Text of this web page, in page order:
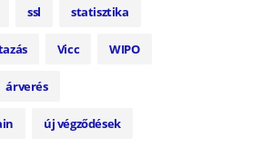
ssl statisztika
Vicc WIPO
árverés
új végződések